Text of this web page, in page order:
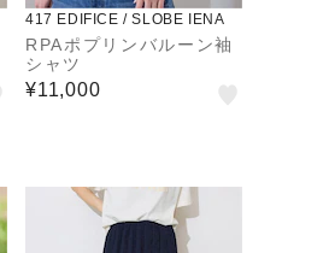
417 EDIFICE / SLOBE IENA
RPAポプリンバルーン袖
シャツ
¥11,000